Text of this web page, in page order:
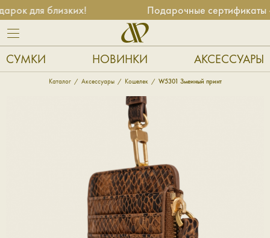
для близких! Подарочные сертификаты
СУМКИ НОВИНКИ АКСЕССУАРЫ
Каталог Аксессуары Кошелек W5301 Змеиный принт